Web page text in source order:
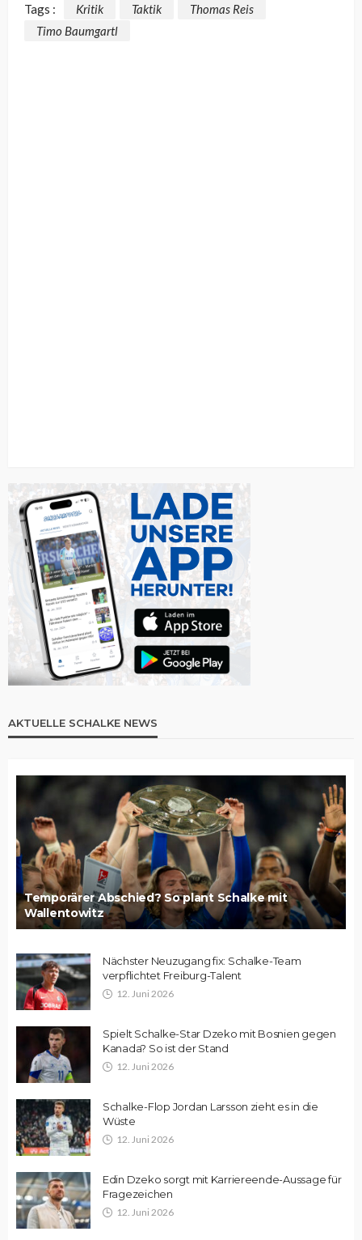
Tags : Kritik Taktik
Thomas Reis
Timo Baumgartl
AKTUELLE SCHALKE NEWS
Temporärer Abschied? So plant Schalke mit
Wallentowitz
Nächster Neuzugang fix: Schalke-Team
verpflichtet Freiburg-Talent
12. Juni 2026
Spielt Schalke-Star Dzeko mit Bosnien gegen
Kanada? So ist der Stand
12. Juni 2026
Schalke-Flop Jordan Larsson zieht es in die
Wüste
12. Juni 2026
Edin Dzeko sorgt mit Karriereende-Aussage für
Fragezeichen
12. Juni 2026